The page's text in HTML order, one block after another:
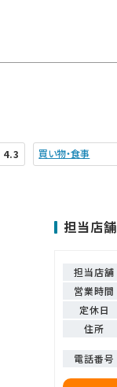
4.3 買い物・食事
担当店舗
担当店舗
営業時間
定休日
住所
電話番号